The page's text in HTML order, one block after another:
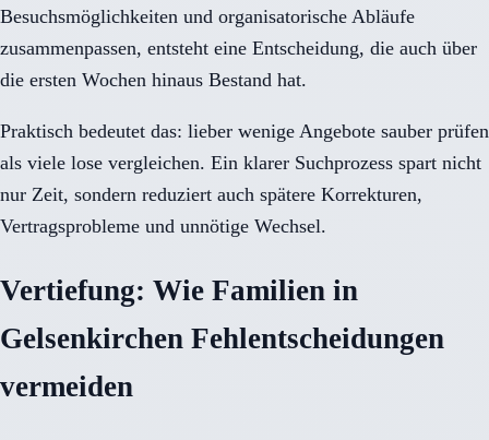
Besuchsmöglichkeiten und organisatorische Abläufe
zusammenpassen, entsteht eine Entscheidung, die auch über
die ersten Wochen hinaus Bestand hat.
Praktisch bedeutet das: lieber wenige Angebote sauber prüfen
als viele lose vergleichen. Ein klarer Suchprozess spart nicht
nur Zeit, sondern reduziert auch spätere Korrekturen,
Vertragsprobleme und unnötige Wechsel.
Vertiefung: Wie Familien in
Gelsenkirchen Fehlentscheidungen
vermeiden